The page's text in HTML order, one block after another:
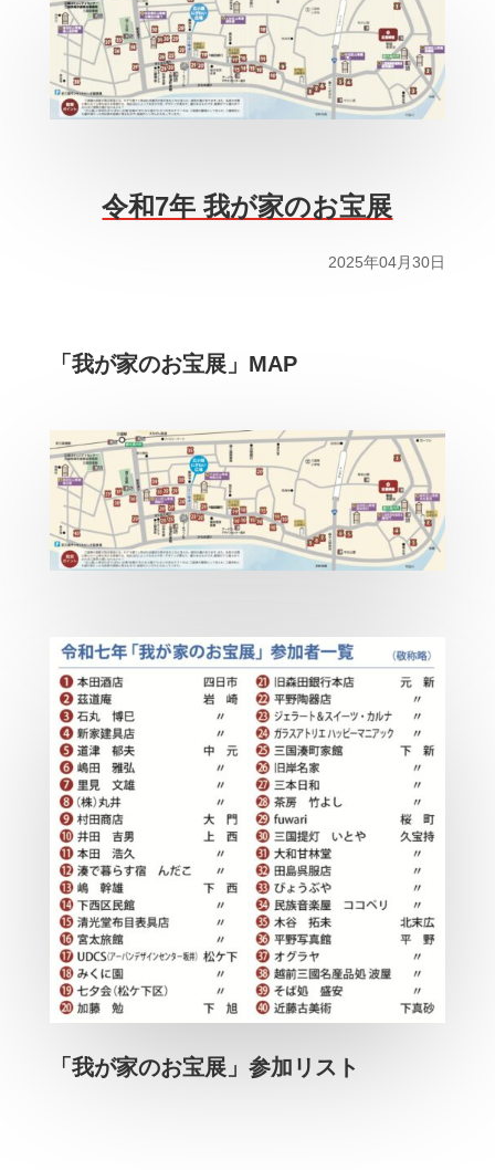
令和7年 我が家のお宝展
2025年04月30日
「我が家のお宝展」MAP
「我が家のお宝展」参加リスト